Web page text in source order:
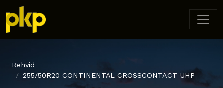
Rehvid
255/50R20 CONTINENTAL CROSSCONTACT UHP